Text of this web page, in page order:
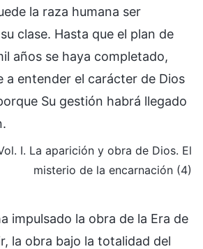
la raza humana ser
clase. Hasta que el plan de
años se haya completado,
a entender el carácter de Dios
Su gestión habrá llegado
I. La aparición y obra de Dios. El
misterio de la encarnación (4)
impulsado la obra de la Era de
la obra bajo la totalidad del